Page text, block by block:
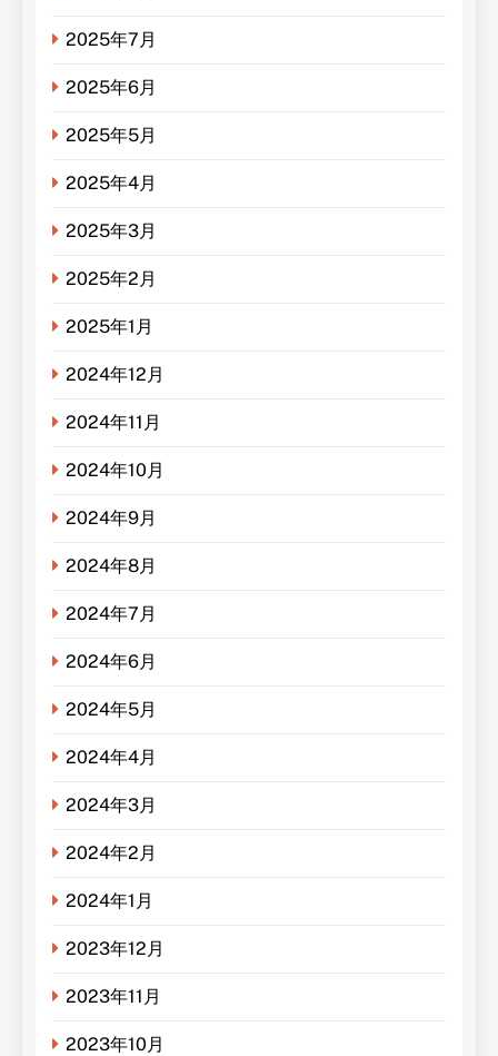
2025年7月
2025年6月
2025年5月
2025年4月
2025年3月
2025年2月
2025年1月
2024年12月
2024年11月
2024年10月
2024年9月
2024年8月
2024年7月
2024年6月
2024年5月
2024年4月
2024年3月
2024年2月
2024年1月
2023年12月
2023年11月
2023年10月